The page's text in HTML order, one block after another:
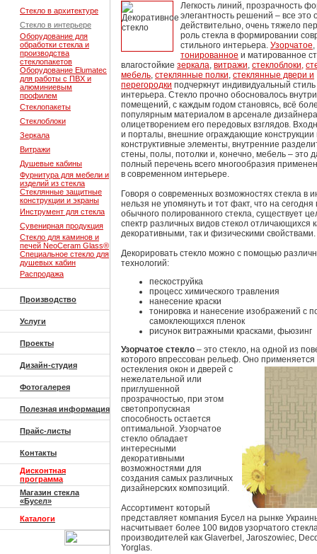
Стекло в архитектуре
Стекло в интерьере
Оборудование для
обработки стекла и
производства
стеклопакетов
Оборудование Elumatec
для работы с ПВХ и
алюминиевым
профилем
Стеклопакеты
Стеклоблоки
Зеркала
Витражи
Душевые кабины
Фурнитура для мебели и
изделий из стекла
Стеклянные защитные
конструкции и экраны
Инструмент для стекла
Сувенирная продукция
Стекло для каминов и
печей NeoCeram Glass®
Специальное стекло для
душевых кабин
Распродажа
Производство
Услуги
Проекты
Дизайн-студия
Фотогалерея
Полезная информация
Прайс-листы
Контакты
Дисконтная
программа
Магазин стекла
«Бусел»
Каталоги
Легкость линий, прозрачность
элегантность решений – все это
действительно, очень тяжело
роль стекла в формировании
стильного интерьера. Узорчатое,
тонированное и матированное
влагостойкие зеркала, витражи, стеклоблоки,
мебель, стеклянные полки, стеклянные двери и
перегородки подчеркнут индивидуальный стиль
интерьера. Стекло прочно обосновалось внутри
помещений, с каждым годом становясь, всё
популярным материалом в арсенале
олицетворением его передовых взглядов.
и порталы, внешние ограждающие конструкции
конструктивные элементы, внутренние
стены, полы, потолки и, конечно, мебель – это
полный перечень всего многообразия
в современном интерьере.
Говоря о современных возможностях стекла в
нельзя не упомянуть и тот факт, что на
обычного полированного стекла, существует
спектр различных видов стекол отличающихся
декоративными, так и физическими свойствами.
Декорировать стекло можно с помощью
технологий:
пескоструйка
процесс химического травления
нанесение краски
тонировка и нанесение изображений с
самоклеющихся пленок
рисунок витражными красками, фьюзинг
Узорчатое стекло – это стекло, на одной из
которого впрессован рельеф. Оно применяе
остекления окон и дверей с
нежелательной или
приглушенной
прозрачностью, при этом
светопропускная
способность остается
оптимальной. Узорчатое
стекло обладает
интересными
декоративными
возможностями для
создания самых различных
дизайнерских композиций.
Ассортимент который
представляет компания Бусел на рынке
насчитывает более 100 видов узорчатого
производителей как Glaverbel, Jaroszowiec,
Yorglas.